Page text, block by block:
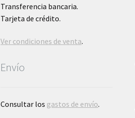
Transferencia bancaria.
Tarjeta de crédito.
Ver condiciones de venta.
Envío
Consultar los gastos de envío.